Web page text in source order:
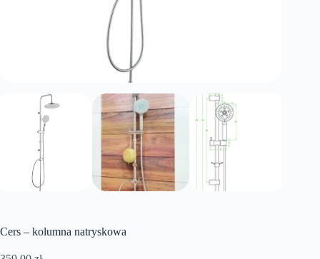
Cers – kolumna natryskowa